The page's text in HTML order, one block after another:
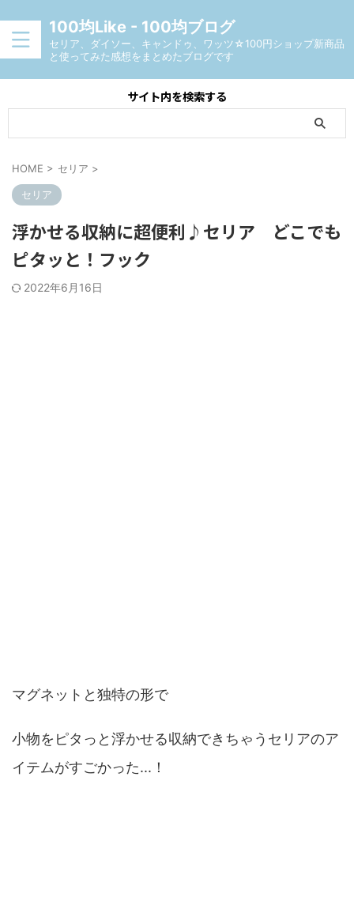
100均Like - 100均ブログ
セリア、ダイソー、キャンドゥ、ワッツ☆100円ショップ新商品
と使ってみた感想をまとめたブログです
サイト内を検索する
HOME > セリア >
セリア
浮かせる収納に超便利♪セリア どこでも
ピタッと！フック
2022年6月16日
マグネットと独特の形で
小物をピタっと浮かせる収納できちゃうセリアのア
イテムがすごかった...！